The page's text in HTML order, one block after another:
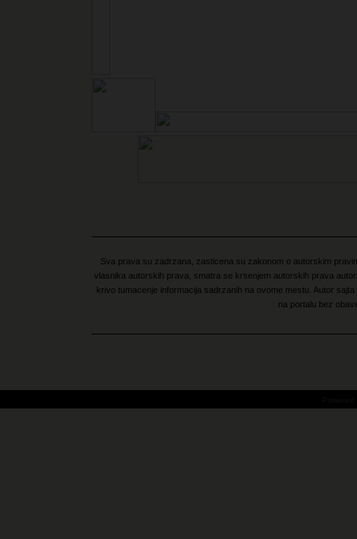
Sva prava su zadrzana, zasticena su zakonom o autorskim
vlasnika autorskih prava, smatra se krsenjem autorskih prava
krivo tumacenje informacija sadrzanih na ovome mestu. Autor
na portalu bez